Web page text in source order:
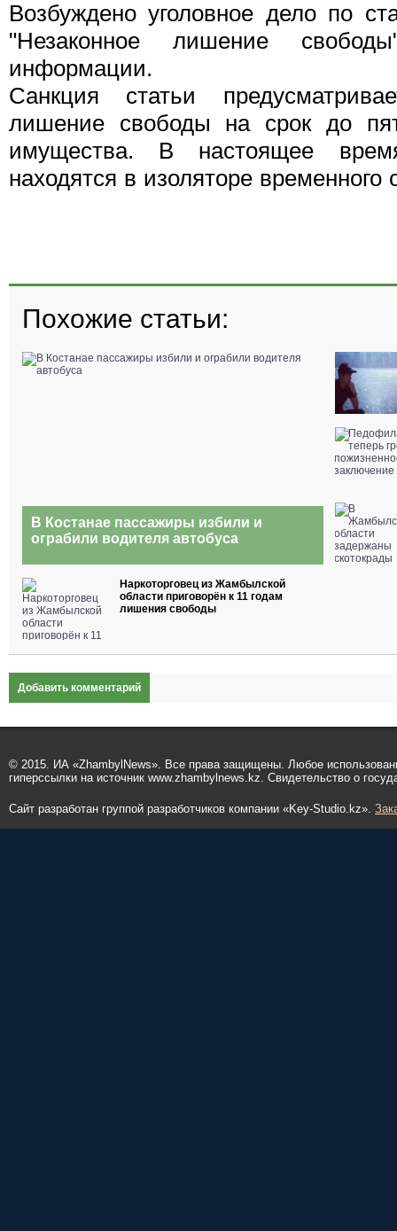
Возбуждено уголовное дело по
"Незаконное лишение
информации.
Санкция статьи
лишение свободы на срок до
имущества. В настоящее
находятся в изоляторе временного
Похожие статьи:
В Костанае пассажиры избили и
ограбили водителя автобуса
Наркоторговец из Жамбылской
области приговорён к 11 годам
лишения свободы
Добавить комментарий
© 2015. ИА «ZhambylNews». Все права защищены. Любое
гиперссылки на источник www.zhambylnews.kz. Свидетельство о
Сайт разработан группой разработчиков компании «Key-Studio.kz».